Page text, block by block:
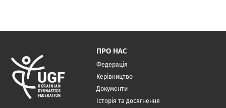
ПРО НАС
Федерація
Керівництво
Документи
Історія та досягнення